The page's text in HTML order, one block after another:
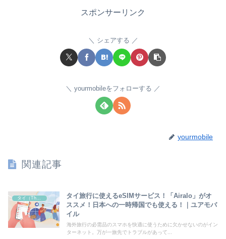
スポンサーリンク
シェアする
yourmobileをフォローする
yourmobile
関連記事
タイ（Thailand）
タイ旅行に使えるeSIMサービス！「Airalo」がオ
ススメ！日本への一時帰国でも使える！｜ユアモバ
イル
海外旅行の必需品のスマホを快適に使うために欠かせないのがイン
ターネット。万が一旅先でトラブルがあって...